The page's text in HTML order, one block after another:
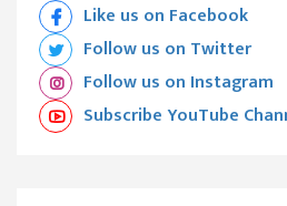
Like us on Facebook
Follow us on Twitter
Follow us on Instagram
Subscribe YouTube